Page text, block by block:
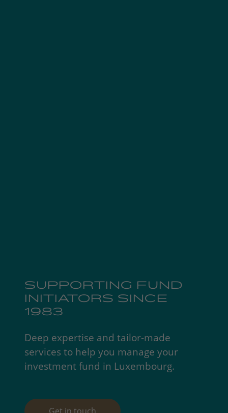
SUPPORTING FUND
INITIATORS SINCE
1983
Deep expertise and tailor-made
services to help you manage your
investment fund in Luxembourg.
Get in touch